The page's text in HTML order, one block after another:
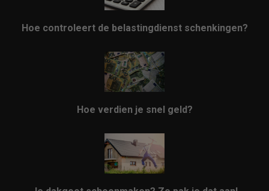
Hoe controleert de belastingdienst schenkingen?
Hoe verdien je snel geld?